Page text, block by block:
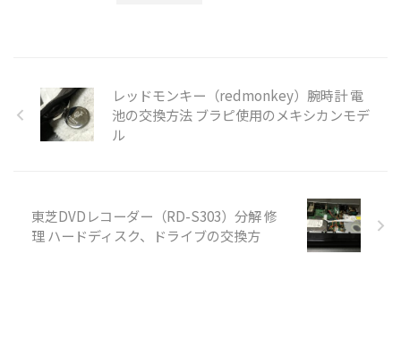
レッドモンキー（redmonkey）腕時計 電
池の交換方法 ブラピ使用のメキシカンモデ
ル
東芝DVDレコーダー（RD-S303）分解 修
理 ハードディスク、ドライブの交換方